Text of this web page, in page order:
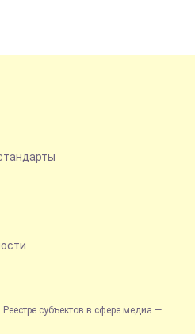
субъектов в сфере медиа —